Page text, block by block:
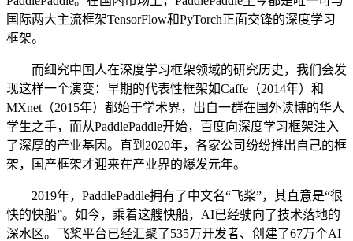
国际两大主流框架TensorFlow和PyTorch正面交锋的深度学习
框架。
而细究中国人在深度学习框架领域的研究历史，我们会发
现这样一个演变：早期的代表性框架如Caffe（2014年）和
MXnet（2015年）都始于学术界，出自一群在国外读博的华人
学生之手，而从PaddlePaddle开始，百度向深度学习框架注入
了深厚的产业基因。直到2020年，各家公司纷纷推出自己的框
架，国产框架才迎来在产业界的爆发元年。
2019年，PaddlePaddle拥有了中文名“飞桨”，其直意是“很
快的快船”。如今，乘着这艘快船，AI已经驶向了技术落地的
深水区。飞桨平台已经汇聚了535万开发者、创建了67万个AI